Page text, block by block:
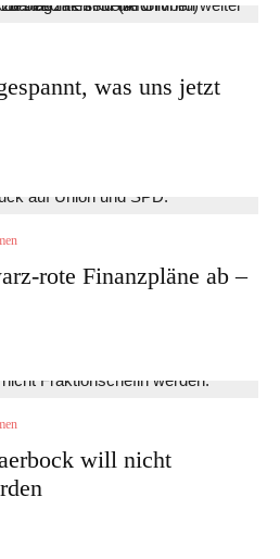
was uns jetzt
rote Finanzpläne ab –
will nicht